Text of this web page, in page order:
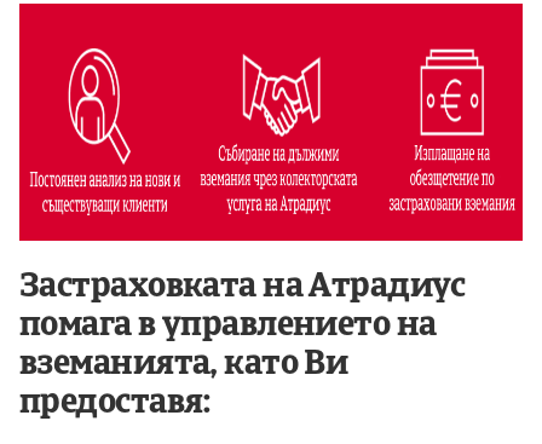
Застраховката на Атрадиус
помага в управлението на
вземанията, като Ви
предоставя: